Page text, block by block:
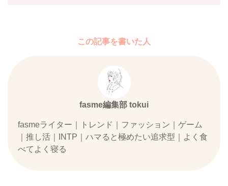
この記事を書いた人
fasme編集部 tokui
fasmeライター｜トレンド｜ファッション｜ゲーム
｜推し活｜INTP｜ハマると極めたい追求型｜よく食
べてよく寝る